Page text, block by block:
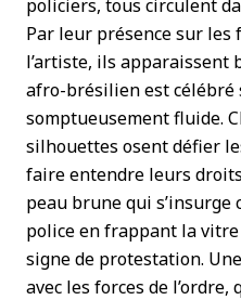
policiers, tous circulent
Par leur présence sur les
l’artiste, ils apparaissent
afro-brésilien est célébré
somptueusement fluide.
silhouettes osent défier
faire entendre leurs
peau brune qui
police en frappant la
signe de protestation.
avec les forces de